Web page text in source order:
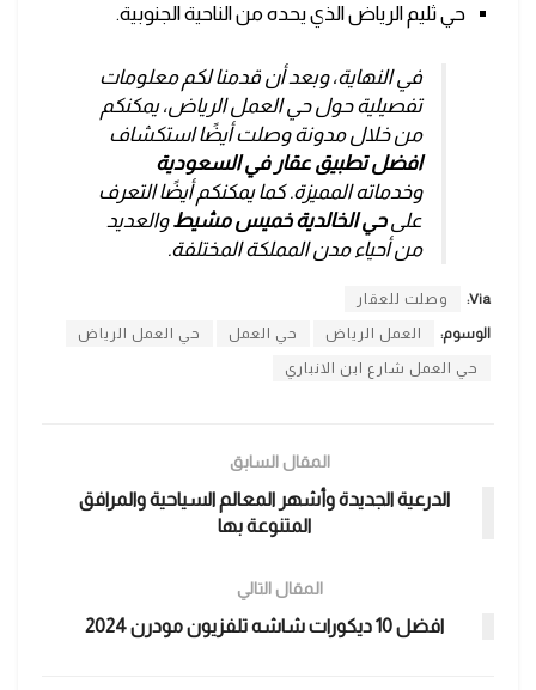
حي ثليم الرياض الذي يحده من الناحية الجنوبية.
في النهاية، وبعد أن قدمنا لكم معلومات
تفصيلية حول حي العمل الرياض، يمكنكم
من خلال مدونة وصلت أيضًا استكشاف
افضل تطبيق عقار في السعودية
وخدماته المميزة. كما يمكنكم أيضًا التعرف
علىحي الخالدية خميس مشيطوالعديد
من أحياء مدن المملكة المختلفة.
Via: وصلت للعقار
الوسوم: العمل الرياض حي العمل حي العمل الرياض
حي العمل شارع ابن الانباري
المقال السابق
الدرعية الجديدة وأشهر المعالم السياحية والمرافق
المتنوعة بها
المقال التالي
افضل 10 ديكورات شاشه تلفزيون مودرن 2024